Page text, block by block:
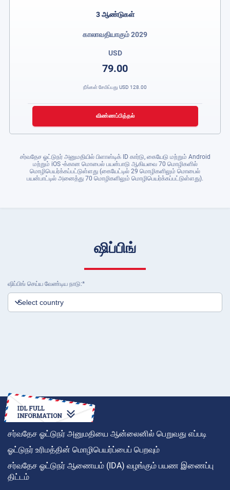
3 ஆண்டுகள்
காலாவதியாகும் 2029
USD
79.00
நீங்கள் சேமிப்பது USD 128.00
விண்ணப்பித்தல்
சர்வதேச ஓட்டுநர் அனுமதியில் பிளாஸ்டிக் ID கார்டு, கையேடு மற்றும் Android
மற்றும் iOS -க்கான மொபைல் பயன்பாடு ஆகியவை 70 மொழிகளில்
மொழிபெயர்க்கப்பட்டுள்ளது (கையேட்டில் 29 மொழிகளிலும் மொபைல்
பயன்பாட்டில் அனைத்து 70 மொழிகளிலும் மொழிபெயர்க்கப்பட்டுள்ளது).
ஷிப்பிங்
ஷிப்பிங் செய்ய வேண்டிய நாடு
சர்வதேச ஓட்டுநர் அனுமதியை ஆன்லைனில் பெறுவது எப்படி
ஓட்டுநர் உரிமத்தின் மொழிபெயர்ப்பைப் பெறவும்
சர்வதேச ஓட்டுநர் ஆணையம் (IDA) வழங்கும் பயண இணைப்பு
திட்டம்